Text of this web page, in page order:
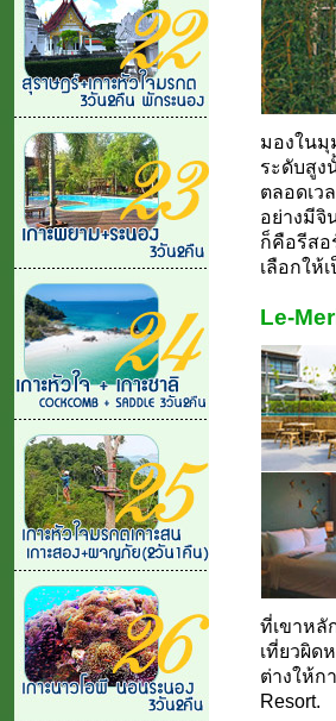
มองในมุ
ระดับสูง
ตลอดเว
อย่างมีจิ
ก็คือรีสอ
เลือกให้
Le-
ที่เขาหลั
เที่ยวผิด
ต่างให้ก
Resort.